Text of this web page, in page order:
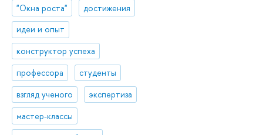
"Окна роста"
достижения
идеи и опыт
конструктор успеха
профессора
студенты
взгляд ученого
экспертиза
мастер-классы